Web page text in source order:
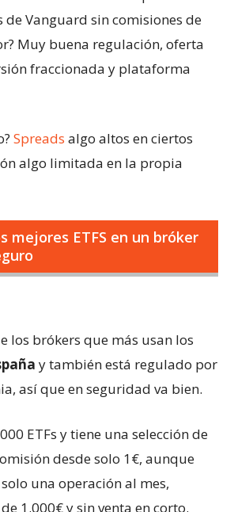
de Vanguard sin comisiones de
Muy buena regulación, oferta
fraccionada y plataforma
Spreads algo altos en ciertos
algo limitada en la propia
mejores ETFS en un bróker
los brókers que más usan los
y también está regulado por
así que en seguridad va bien.
ETFs y tiene una selección de
desde solo 1€, aunque
una operación al mes,
1.000€ y sin venta en corto.